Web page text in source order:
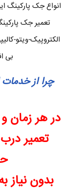
انواع جک پارکینگ
تعمیر جک
الکتروپیک-ویتو-
بی
چرا از
در هر زمان
تعمیر
بدون نیاز